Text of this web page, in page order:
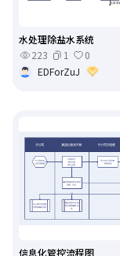
水处理除盐水系统
223
1
0
EDForZuJ
信息化管控流程图